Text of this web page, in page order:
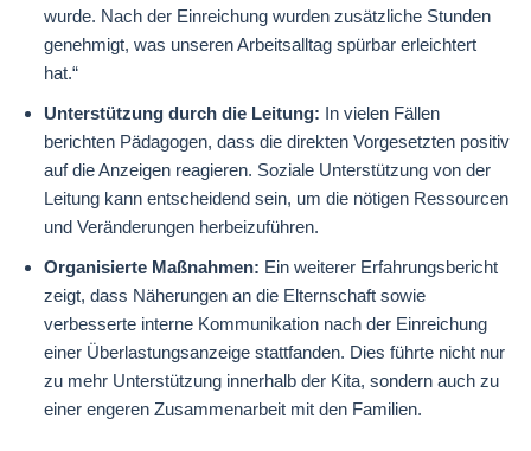
wurde. Nach der Einreichung wurden zusätzliche Stunden
genehmigt, was unseren Arbeitsalltag spürbar erleichtert
hat.“
Unterstützung durch die Leitung: In vielen Fällen
berichten Pädagogen, dass die direkten Vorgesetzten positiv
auf die Anzeigen reagieren. Soziale Unterstützung von der
Leitung kann entscheidend sein, um die nötigen Ressourcen
und Veränderungen herbeizuführen.
Organisierte Maßnahmen: Ein weiterer Erfahrungsbericht
zeigt, dass Näherungen an die Elternschaft sowie
verbesserte interne Kommunikation nach der Einreichung
einer Überlastungsanzeige stattfanden. Dies führte nicht nur
zu mehr Unterstützung innerhalb der Kita, sondern auch zu
einer engeren Zusammenarbeit mit den Familien.